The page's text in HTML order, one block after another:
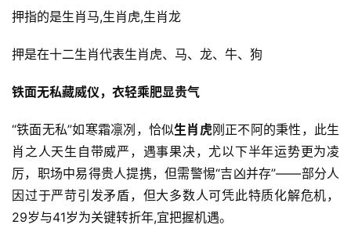
押指的是生肖马,生肖虎,生肖龙
押是在十二生肖代表生肖虎、马、龙、牛、狗
铁面无私藏威仪，衣轻乘肥显贵气
“铁面无私”如寒霜凛冽，恰似生肖虎刚正不阿的秉性，此生
肖之人天生自带威严，遇事果决，尤以下半年运势更为凌
厉，职场中易得贵人提携，但需警惕“吉凶并存”——部分人
因过于严苛引发矛盾，但大多数人可凭此特质化解危机，
29岁与41岁为关键转折年,宜把握机遇。